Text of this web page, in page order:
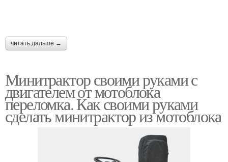
минитрактор
Самодельный мини-
трактор
Двигатель для
самодельного трактора
читать дальше →
Минитрактор своими руками с
двигателем от мотоблока
переломка. Как своими руками
сделать минитрактор из мотоблока